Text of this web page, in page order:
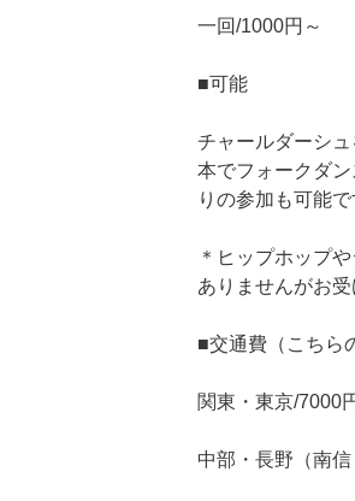
一回/1000円～
■可能
チャールダーシ
本でフォークダ
りの参加も可能
＊ヒップホップ
ありませんがお受
■交通費（こちら
関東・東京/7000
中部・長野（南